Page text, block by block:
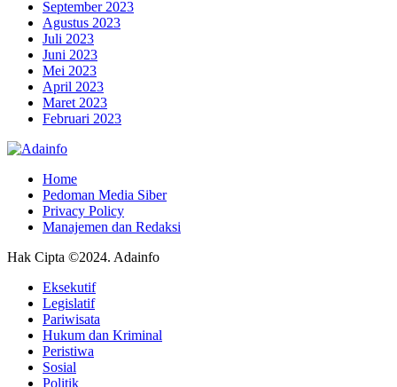
September 2023
Agustus 2023
Juli 2023
Juni 2023
Mei 2023
April 2023
Maret 2023
Februari 2023
Home
Pedoman Media Siber
Privacy Policy
Manajemen dan Redaksi
Hak Cipta ©2024. Adainfo
Eksekutif
Legislatif
Pariwisata
Hukum dan Kriminal
Peristiwa
Sosial
Politik